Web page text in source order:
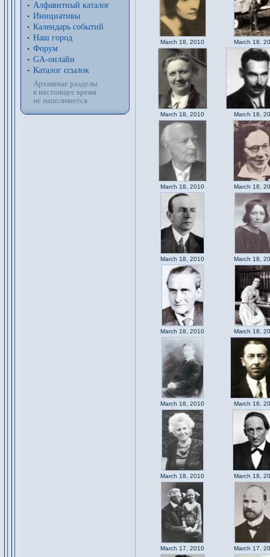
Алфавитный каталог
Инициативы
Календарь событий
Наш город
Форум
GA-онлайн
Каталог ссылок
Архивные разделы
в настоящее время
не наполняются
March 18, 2010 March 18,
March 18, 2010 March 18,
March 18, 2010 March 18,
March 18, 2010 March 18,
March 18, 2010 March 18,
March 18, 2010 March 18,
March 18, 2010 March 18,
March 17, 2010 March 17,